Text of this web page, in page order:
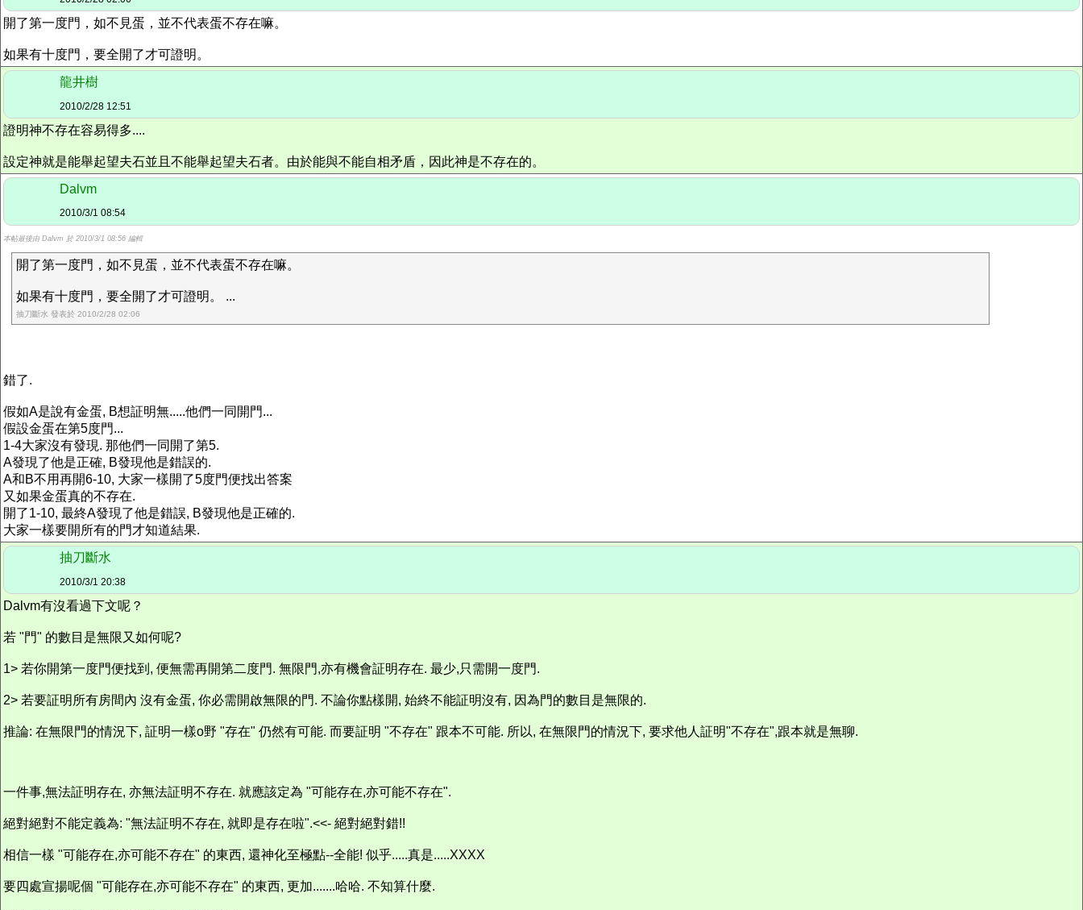
開了第一度門，如不見蛋，並不代表蛋不存在嘛。
如果有十度門，要全開了才可證明。
龍井樹
2010/2/28 12:51
證明神不存在容易得多....
設定神就是能舉起望夫石並且不能舉起望夫石者。由於能與不能自相矛盾，因此神是不存在的。
Dalvm
2010/3/1 08:54
本帖最後由 Dalvm 於 2010/3/1 08:56 編輯
開了第一度門，如不見蛋，並不代表蛋不存在嘛。
如果有十度門，要全開了才可證明。 ...
抽刀斷水 發表於 2010/2/28 02:06
錯了.
假如A是說有金蛋, B想証明無.....他們一同開門...
假設金蛋在第5度門...
1-4大家沒有發現. 那他們一同開了第5.
A發現了他是正確, B發現他是錯誤的.
A和B不用再開6-10, 大家一樣開了5度門便找出答案
又如果金蛋真的不存在.
開了1-10, 最終A發現了他是錯誤, B發現他是正確的.
大家一樣要開所有的門才知道結果.
抽刀斷水
2010/3/1 20:38
Dalvm有沒看過下文呢？
若 "門" 的數目是無限又如何呢?
1> 若你開第一度門便找到, 便無需再開第二度門. 無限門,亦有機會証明存在. 最少,只需開一度門.
2> 若要証明所有房間內 沒有金蛋, 你必需開啟無限的門. 不論你點樣開, 始終不能証明沒有, 因為門的數目是無限的.
推論: 在無限門的情況下, 証明一樣o野 "存在" 仍然有可能. 而要証明 "不存在" 跟本不可能. 所以, 在無限門的情況下, 要求他人証明"不存在",跟本就是無聊.
一件事,無法証明存在, 亦無法証明不存在. 就應該定為 "可能存在,亦可能不存在".
絕對絕對不能定義為: "無法証明不存在, 就即是存在啦".<<- 絕對絕對錯!!
相信一樣 "可能存在,亦可能不存在" 的東西, 還神化至極點--全能! 似乎.....真是.....XXXX
要四處宣揚呢個 "可能存在,亦可能不存在" 的東西, 更加.......哈哈. 不知算什麼.